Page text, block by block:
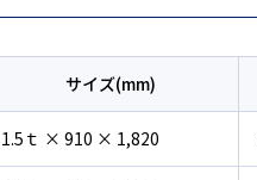
サイズ(mm)
1.5ｔ × 910 × 1,820